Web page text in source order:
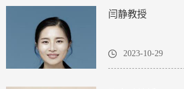
闫静教授
2023-10-29